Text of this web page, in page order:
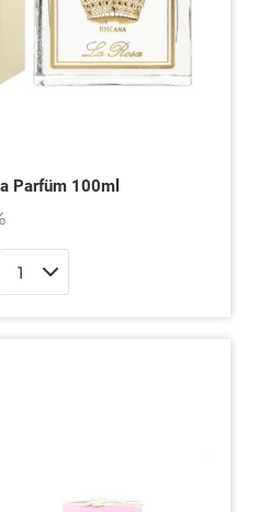
Parfüm 100ml